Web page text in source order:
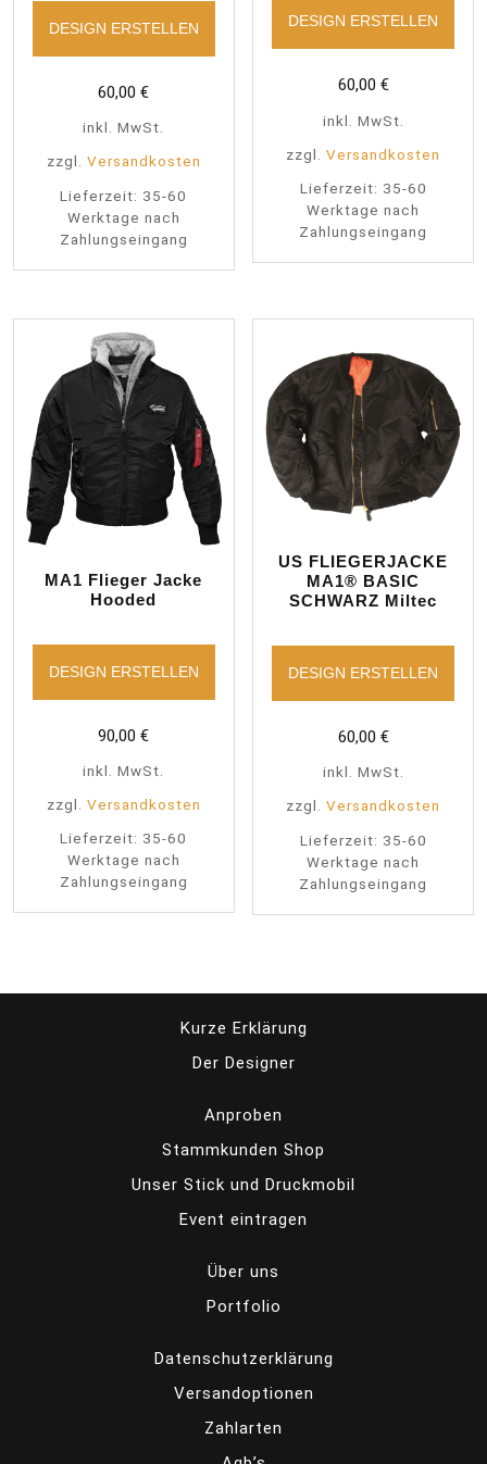
DESIGN ERSTELLEN
60,00€
inkl. MwSt.
zzgl. Versandkosten
Lieferzeit: 35-60
Werktage nach
Zahlungseingang
DESIGN ERSTELLEN
60,00 €
inkl. MwSt.
zzgl.Versandkosten
Lieferzeit: 35-60
Werktage nach
Zahlungseingang
MA1 Flieger Jacke
Hooded
DESIGN ERSTELLEN
90,00€
inkl. MwSt.
zzgl. Versandkosten
Lieferzeit: 35-60
Werktage nach
Zahlungseingang
US FLIEGERJACKE
MA1® BASIC
SCHWARZ Miltec
DESIGN ERSTELLEN
60,00 €
inkl. MwSt.
zzgl.Versandkosten
Lieferzeit: 35-60
Werktage nach
Zahlungseingang
Kurze Erklärung
Der Designer
Anproben
Stammkunden Shop
Unser Stick und Druckmobil
Event eintragen
Über uns
Portfolio
Datenschutzerklärung
Versandoptionen
Zahlarten